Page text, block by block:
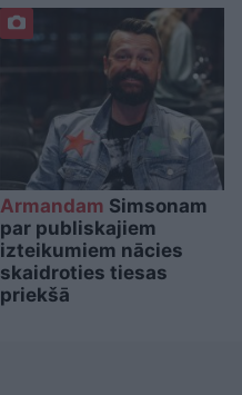
Armandam Simsonam
par publiskajiem
izteikumiem nācies
skaidroties tiesas
priekšā